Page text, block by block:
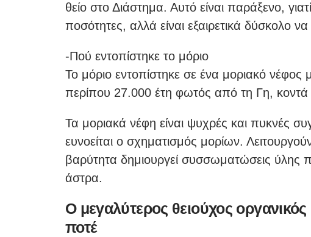
θείο στο Διάστημα. Αυτό είναι παράξενο,
ποσότητες, αλλά είναι εξαιρετικά δύσκολο να
-Πού εντοπίστηκε το μόριο
Το μόριο εντοπίστηκε σε ένα μοριακό
περίπου 27.000 έτη φωτός από τη Γη, κοντά
Τα μοριακά νέφη είναι ψυχρές και πυκνές
ευνοείται ο σχηματισμός μορίων.
βαρύτητα δημιουργεί συσσωματώσεις ύλης
άστρα.
Ο μεγαλύτερος θειούχος
ποτέ